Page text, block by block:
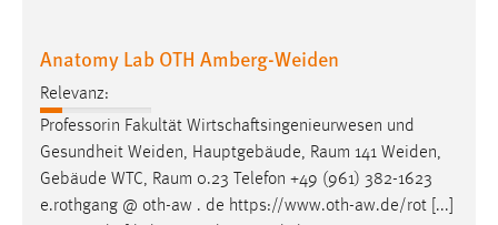
Anatomy Lab OTH Amberg-Weiden
Relevanz:
Professorin Fakultät Wirtschaftsingenieurwesen und
Gesundheit Weiden, Hauptgebäude, Raum 141 Weiden,
Gebäude WTC, Raum 0.23 Telefon +49 (961) 382-1623
e.rothgang @ oth-aw . de https://www.oth-aw.de/rot [...]